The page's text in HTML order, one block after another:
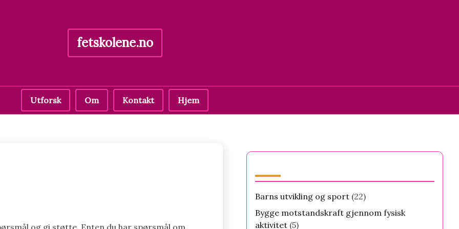
fetskolene.no
Utforsk Om Kontakt
Hjem
og gi støtte. Enten du har spørsmål om
Barns utvikling og sport(22)
Bygge motstandskraft gjennom fysisk
aktivitet(5)